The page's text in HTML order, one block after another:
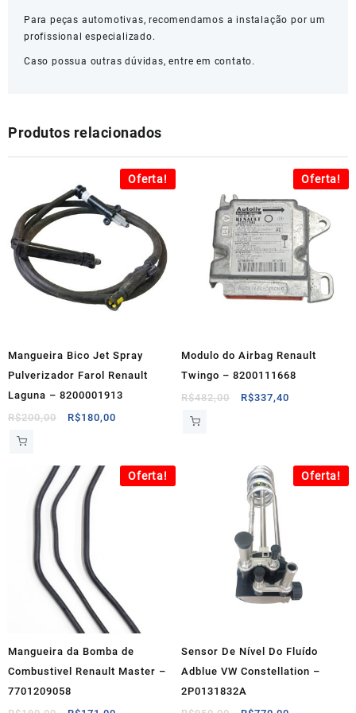
Para peças automotivas, recomendamos a instalação por um
profissional especializado.
Caso possua outras dúvidas, entre em contato.
Produtos relacionados
Oferta!
Mangueira Bico Jet Spray
Pulverizador Farol Renault
Laguna – 8200001913
R$200,00
O
era:
R$200,00.
R$180,00
é:
R$180,00.
Oferta!
Modulo do Airbag Renault
Twingo – 8200111668
R$482,00
O
R$482,00.
R$337,40
R$337,40.
Oferta!
Mangueira da Bomba de
Combustivel Renault Master –
7701209058
Oferta!
Sensor De Nível Do Fluído
Adblue VW Constellation –
2P0131832A